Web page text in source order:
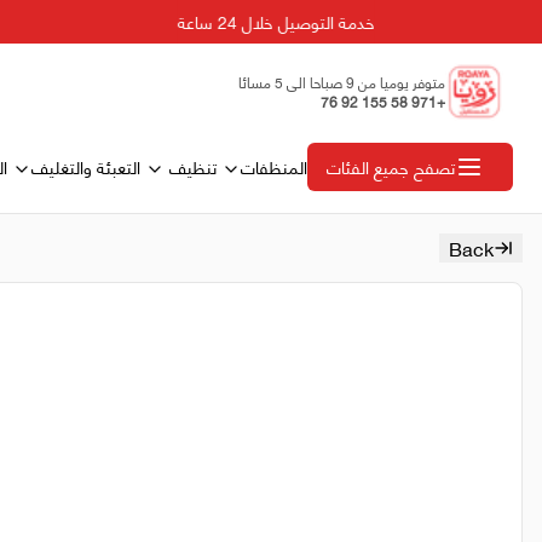
خدمة التوصيل خلال 24 ساعة
متوفر يوميا من 9 صباحا الى 5 مسائا
+971 58 155 92 76
تصفح جميع الفئات المنظفات تنظيف التعبئة والتغليف
Back